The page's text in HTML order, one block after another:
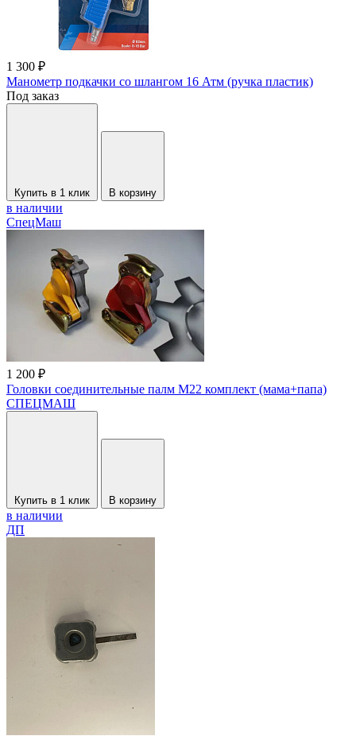
1 300 ₽
Манометр подкачки со шлангом 16 Атм (ручка пластик)
Под заказ
Купить в 1 клик В корзину
в наличии
СпецМаш
1 200 ₽
Головки соединительные палм M22 комплект (мама+папа)
СПЕЦМАШ
Купить в 1 клик В корзину
в наличии
ДП